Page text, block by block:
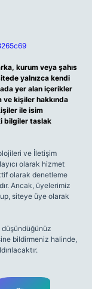
kurum veya şahıs
yalnızca kendi
yer alan içerikler
kişiler hakkında
ile isim
bilgiler taslak
ve İletişim
olarak hizmet
olarak denetleme
Ancak, üyelerimiz
siteye üye olarak
düşündüğünüz
bildirmeniz halinde,